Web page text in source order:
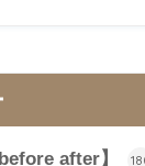
after】